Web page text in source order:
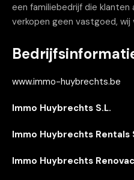
een familiebedrijf die klanten
verkopen geen vastgoed, wij
www.immo-huybrechts.be
Immo Huybrechts S.L.
Immo Huybrechts Rentals
Immo Huybrechts